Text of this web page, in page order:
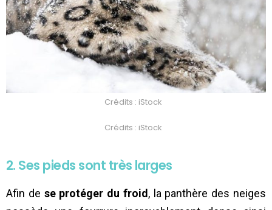
Crédits : iStock
Crédits : iStock
2. Ses pieds sont très larges
Afin de se protéger du froid , la panthère des neiges